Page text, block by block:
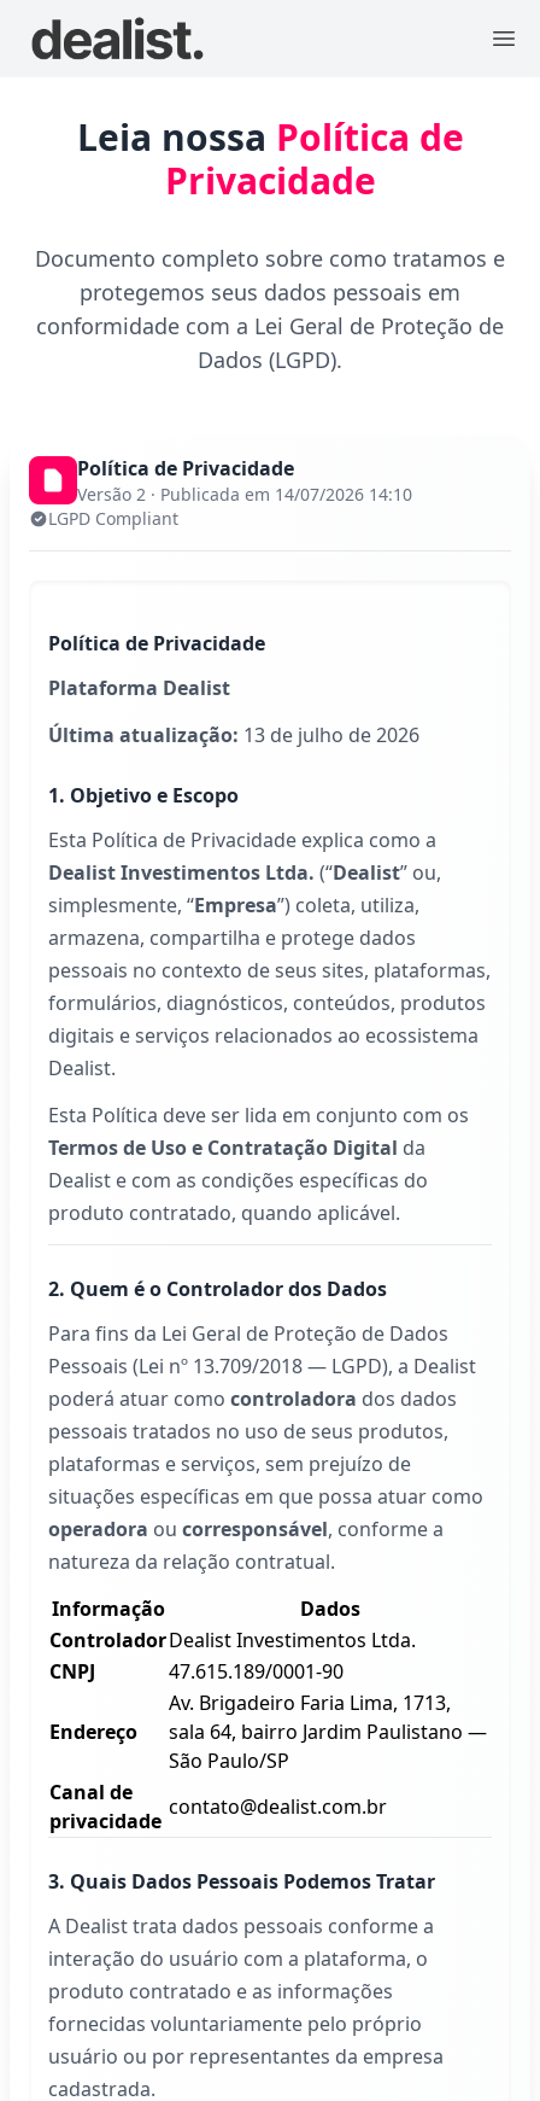
Leia nossa Política de
Privacidade
Documento completo sobre como tratamos e
protegemos seus dados pessoais em
conformidade com a Lei Geral de Proteção de
Dados (LGPD).
Política de Privacidade
Versão 2 · Publicada em 14/07/2026 14:10
LGPD Compliant
Política de Privacidade
Plataforma Dealist
Última atualização: 13 de julho de 2026
1. Objetivo e Escopo
Esta Política de Privacidade explica como a
DealistInvestimentos Ltda. (“Dealist” ou,
simplesmente, “Empresa”) coleta, utiliza,
armazena, compartilha e protege dados
pessoais no contexto de seus sites, plataformas,
formulários, diagnósticos, conteúdos, produtos
digitais e serviços relacionados ao ecossistema
Dealist.
Esta Política deve ser lida em conjunto com os
Termos de Uso e Contratação Digital da
Dealist e com as condições específicas do
produto contratado, quando aplicável.
2. Quem é o Controlador dos Dados
Para fins da Lei Geral de Proteção de Dados
Pessoais (Lei nº 13.709/2018 — LGPD), a Dealist
poderá atuar como controladora dos dados
pessoais tratados no uso de seus produtos,
plataformas e serviços, sem prejuízo de
situações específicas em que possa atuar como
operadora ou corresponsável, conforme a
natureza da relação contratual.
Informação
Dados
ControladorDealistInvestimentos Ltda.
CNPJ
47.615.189/0001-90
Endereço
Av. Brigadeiro Faria Lima, 1713,
sala 64, bairro Jardim Paulistano —
São Paulo/SP
Canal de
privacidade
contato@dealist.com.br
3. Quais Dados Pessoais Podemos Tratar
A Dealisttrata dados pessoais conforme a
interação do usuário com a plataforma, o
produto contratado e as informações
fornecidas voluntariamente pelo próprio
usuário ou por representantes da empresa
cadastrada.